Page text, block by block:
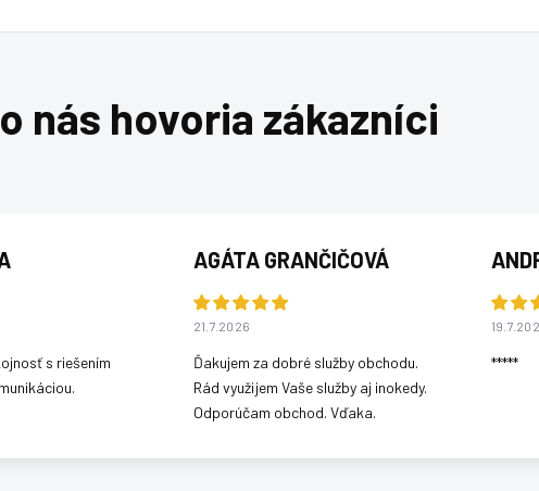
s riešením
AGÁTA GRANČIČOVÁ
21.7.2026
Ďakujem za dobré služby obchodu.
Rád využijem Vaše služby aj inokedy.
Odporúčam obchod. Vďaka.
*****